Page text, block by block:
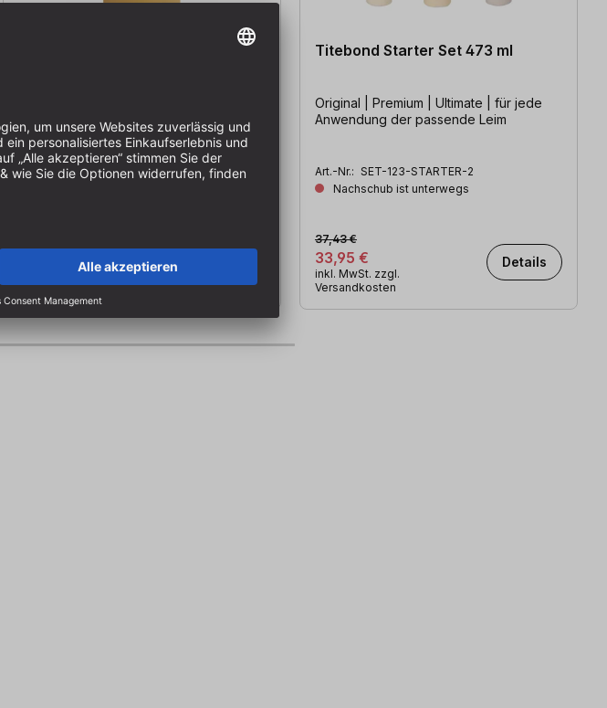
Vorschläge von Gartenliege bis
Spielhaus
Art.-Nr.: VI-20753
22,00 €
inkl. MwSt. zzgl.
Titebond Starter Set 473 ml
Original | Premium | Ultimate | für jede
Anwendung der passende Leim
Art.-Nr.: SET-123-STARTER-2
Nachschub ist unterwegs
33,95 €
37,43 €
inkl. MwSt. zzgl.
Versandkosten
Details